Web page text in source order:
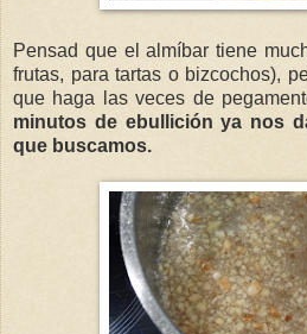
Pensad que el almíbar tiene
frutas, para tartas o bizcochos),
que haga las veces de
minutos de ebullición ya nos
que buscamos.